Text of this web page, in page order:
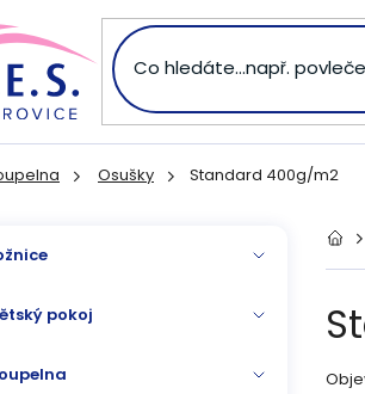
Osušky Standard 400g/m2
pokoj
Domů